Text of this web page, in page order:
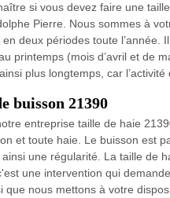
si vous devez faire une
Pierre. Nous sommes à
en deux périodes toute
printemps (mois d’avril et de
plus longtemps, car l’activité
buisson 21390
entreprise taille de haie
et toute haie. Le buisson est
une régularité. La taille de
une intervention qui
que nous mettons à votre